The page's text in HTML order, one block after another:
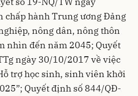
chấp hành Trung ương Đảng
nông dân, nông thôn
nhìn đến năm 2045; Quyết
ngày 30/10/2017 về việc
trợ học sinh, sinh viên khởi
Quyết định số 844/QĐ-